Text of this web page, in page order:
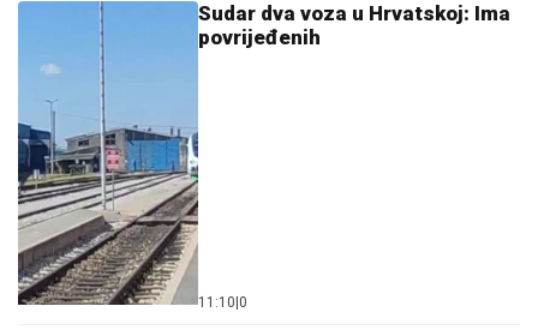
Sudar dva voza u Hrvatskoj: Ima
povrijeđenih
11:10 0